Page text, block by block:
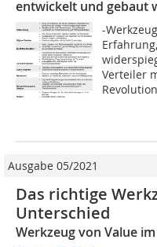
entwickelt und gebaut
-
Verteiler
Ausgabe 05/2021
Das richtige
Unterschied
Werkzeug von Value